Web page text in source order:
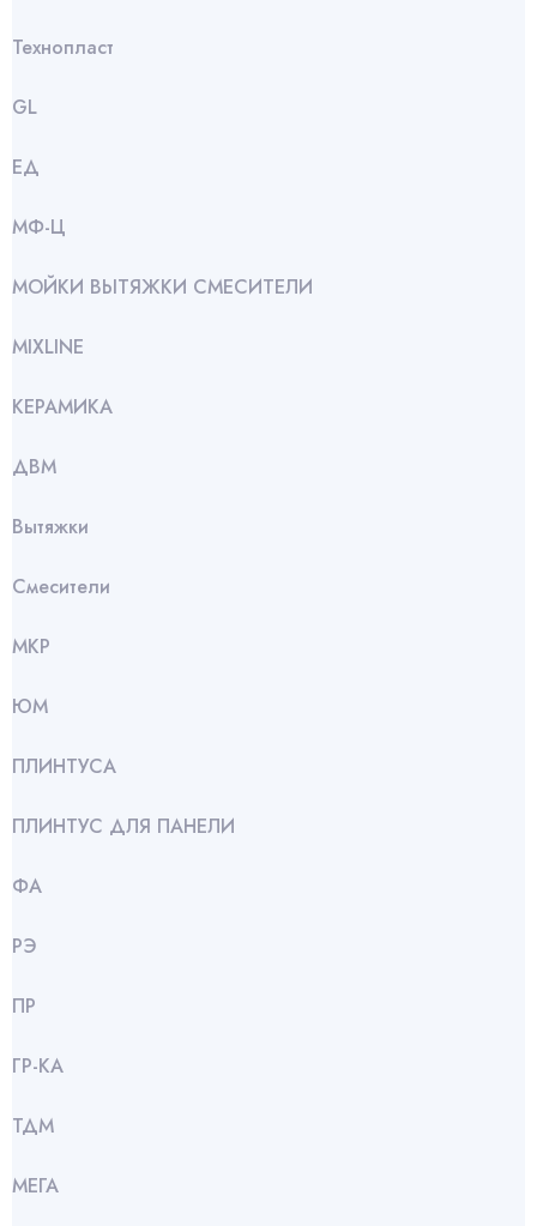
Технопласт
GL
ЕД
МФ-Ц
МОЙКИ ВЫТЯЖКИ СМЕСИТЕЛИ
МIXLINE
КЕРАМИКА
ДВМ
Вытяжки
Смесители
МКР
ЮМ
ПЛИНТУСА
ПЛИНТУС ДЛЯ ПАНЕЛИ
ФА
РЭ
ПР
ГР-КА
ТДМ
МЕГА